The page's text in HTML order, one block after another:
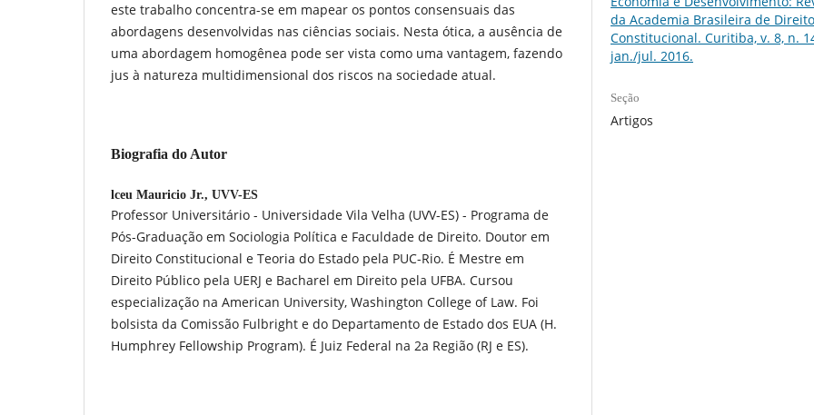
este trabalho concentra-se em mapear os pontos consensuais das
abordagens desenvolvidas nas ciências sociais. Nesta ótica, a ausência de
uma abordagem homogênea pode ser vista como uma vantagem, fazendo
jus à natureza multidimensional dos riscos na sociedade atual.
Biografia do Autor
lceu Mauricio Jr., UVV-ES
Professor Universitário - Universidade Vila Velha (UVV-ES) - Programa de
Pós-Graduação em Sociologia Política e Faculdade de Direito. Doutor em
Direito Constitucional e Teoria do Estado pela PUC-Rio. É Mestre em
Direito Público pela UERJ e Bacharel em Direito pela UFBA. Cursou
especialização na American University, Washington College of Law. Foi
bolsista da Comissão Fulbright e do Departamento de Estado dos EUA (H.
Humphrey Fellowship Program). É Juiz Federal na 2a Região (RJ e ES).
da Academia Brasileira de Direito
Constitucional. Curitiba, v. 8, n.
jan./jul. 2016.
Seção
Artigos